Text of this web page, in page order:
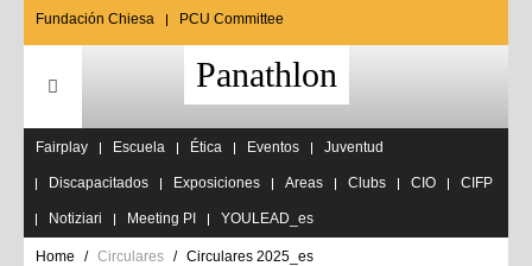
Fundación Chiesa PCU Committee
Panathlon
Fairplay Escuela Ética Eventos Juventud
Discapacitados Exposiciones Areas Clubs CIO CIFP
Notiziari Meeting PI YOULEAD_es
Home Circulares
Circulares 2025_es